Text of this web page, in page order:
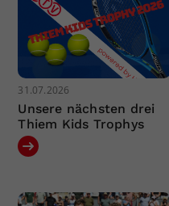
31.07.2026
Unsere nächsten drei
Thiem Kids Trophys